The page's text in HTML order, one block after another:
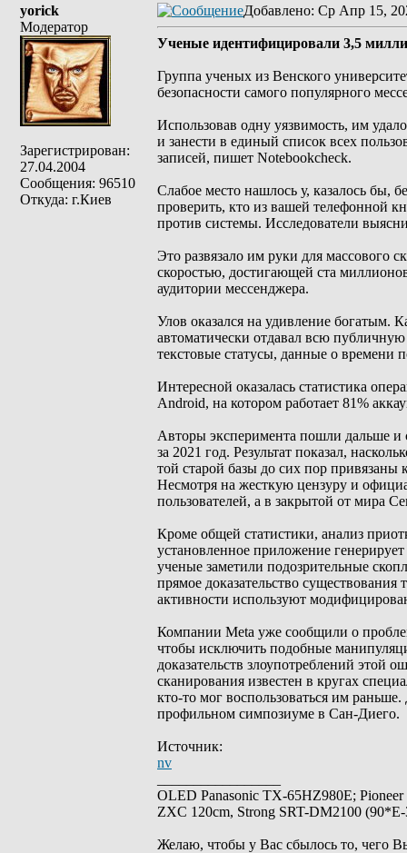
yorick
Модератор
Зарегистрирован:
27.04.2004
Сообщения: 96510
Откуда: г.Киев
Добавлено: Ср Апр 15,
Ученые идентифицировали 3,5
Группа ученых из Венского
безопасности самого популярного
Использовав одну уязвимость, им
и занести в единый список всех
записей, пишет Notebookcheck.
Слабое место нашлось у, казалось бы,
проверить, кто из вашей телефонной
против системы. Исследователи
Это развязало им руки для массового
скоростью, достигающей ста
аудитории мессенджера.
Улов оказался на удивление богатым.
автоматически отдавал всю
текстовые статусы, данные о времени
Интересной оказалась статистика
Android, на котором работает 81%
Авторы эксперимента пошли дальше и
за 2021 год. Результат показал,
той старой базы до сих пор
Несмотря на жесткую цензуру и
пользователей, а в закрытой от мира
Кроме общей статистики, анализ
установленное приложение
ученые заметили подозрительные
прямое доказательство
активности используют
Компании Meta уже сообщили о
чтобы исключить подобные
доказательств злоупотреблений этой
сканирования известен в кругах
кто-то мог воспользоваться им
профильном симпозиуме в Сан-Диего.
Источник:
nv
OLED Panasonic TX-65HZ980E;
ZXC 120cm, Strong SRT-DM2100
Желаю, чтобы у Вас сбылось то, чего